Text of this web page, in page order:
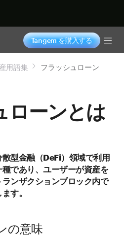
Tangem を購入する
用語集 フラッシュローン
ローンとは
型金融（DeFi）領域で利用
であり、ユーザーが資産を
ンザクションブロック内で
す。
の意味